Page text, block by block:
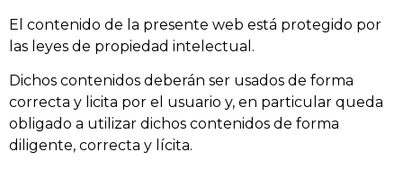
El contenido de la presente web está protegido por
las leyes de propiedad intelectual.
Dichos contenidos deberán ser usados de forma
correcta y licita por el usuario y, en particular queda
obligado a utilizar dichos contenidos de forma
diligente, correcta y lícita.